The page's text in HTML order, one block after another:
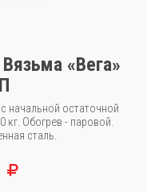
«Вега»
начальной остаточной
кг. Обогрев - паровой.
сталь.